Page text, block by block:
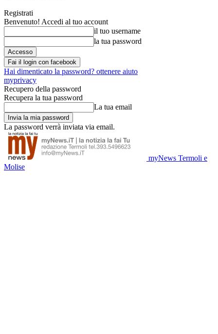
Registrati
Benvenuto! Accedi al tuo account
il tuo username
la tua password
Fai il login con facebook
Hai dimenticato la password? ottenere aiuto
myprivacy
Recupero della password
Recupera la tua password
La tua email
La password verrà inviata via email.
myNews Termoli e
Molise